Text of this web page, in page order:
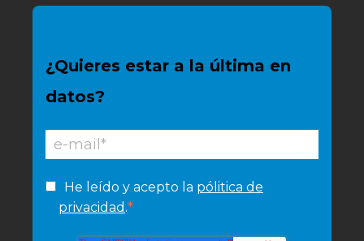
¿Quieres estar a la última en
datos?
He leído y acepto la pólitica de
privacidad .*